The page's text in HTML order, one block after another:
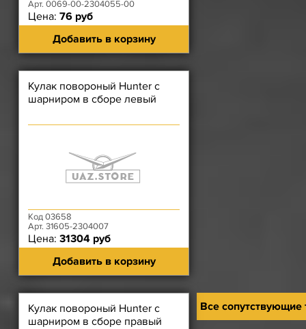
Арт. 0069-00-2304055-00
Цена: 76 руб
Добавить в корзину
Кулак повороный Hunter с
шарниром в сборе левый
Код 03658
Арт. 31605-2304007
Цена: 31304 руб
Добавить в корзину
Кулак повороный Hunter с
шарниром в сборе правый
Все сопутствующие